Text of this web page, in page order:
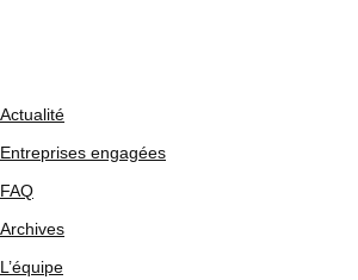
Actualité
Entreprises engagées
FAQ
Archives
L’équipe